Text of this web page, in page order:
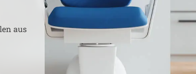
aus